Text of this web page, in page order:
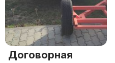
Договорная